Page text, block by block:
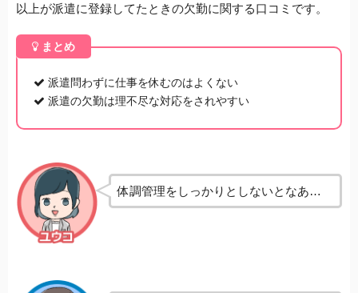
以上が派遣に登録してたときの欠勤に関する口コミです。
まとめ
派遣問わずに仕事を休むのはよくない
派遣の欠勤は理不尽な対応をされやすい
体調管理をしっかりとしないとなあ…